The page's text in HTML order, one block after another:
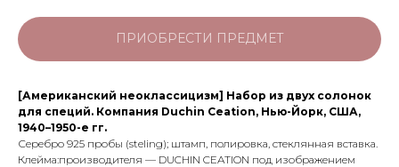
ПРИОБРЕСТИ ПРЕДМЕТ
[Американский неоклассицизм] Набор из двух солонок
для специй. Компания Duchin Ceation, Нью-Йорк, США,
1940–1950-е гг.
Серебро 925 пробы (steling); штамп, полировка, стеклянная вставка.
Клейма:производителя — DUCHIN CEATION под изображением